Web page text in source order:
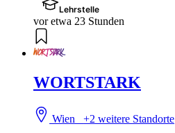
Lehrstelle
vor etwa 23 Stunden
WORTSTARK
Wien+2 weitere Standorte